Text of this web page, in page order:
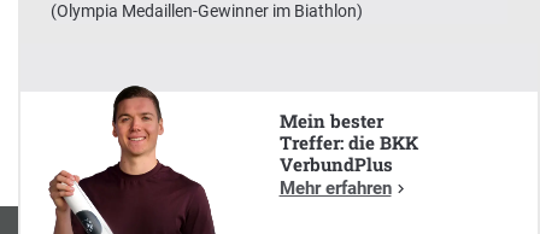
(Olympia Medaillen-Gewinner im Biathlon)
Mein bester
Treffer: die BKK
VerbundPlus
Mehr erfahren
Unser Markenbotschafter:
(Olympia Medaillen-Gewinner im Biathlon)